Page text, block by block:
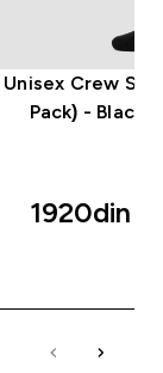
Unisex Crew
Pack) - Black
1920din‎